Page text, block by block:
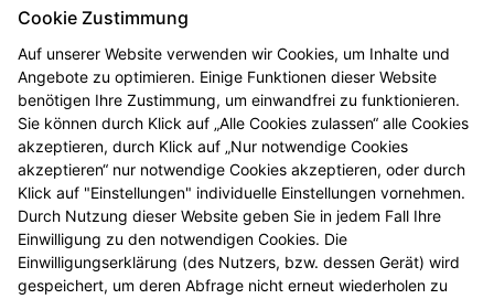
Ich habe dieDatenschutzhinweisezur
Kenntnis genommen.
Formular jetzt absenden
Alle mit * gekennzeichneten Felder sind
Pflichtangaben.
Cookie Zustimmung
Auf unserer Website verwenden wir Cookies, um Inhalte und
Angebote zu optimieren. Einige Funktionen dieser Website
benötigen Ihre Zustimmung, um einwandfrei zu funktionieren.
Sie können durch Klick auf „Alle Cookies zulassen“ alle Cookies
akzeptieren, durch Klick auf „Nur notwendige Cookies
akzeptieren“ nur notwendige Cookies akzeptieren, oder durch
Klick auf "Einstellungen" individuelle Einstellungen vornehmen.
Durch Nutzung dieser Website geben Sie in jedem Fall Ihre
Einwilligung zu den notwendigen Cookies. Die
Einwilligungserklärung (des Nutzers, bzw. dessen Gerät) wird
gespeichert, um deren Abfrage nicht erneut wiederholen zu